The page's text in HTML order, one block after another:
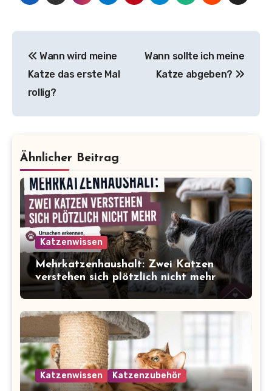
Wann wird meine
Katze das erste Mal
rollig?
Wann sollte ich meine
Katze abgeben?
Ähnlicher Beitrag
Katzenwissen
Mehrkatzenhaushalt: Zwei Katzen
verstehen sich plötzlich nicht mehr
Katzenwissen Katzenzubehör